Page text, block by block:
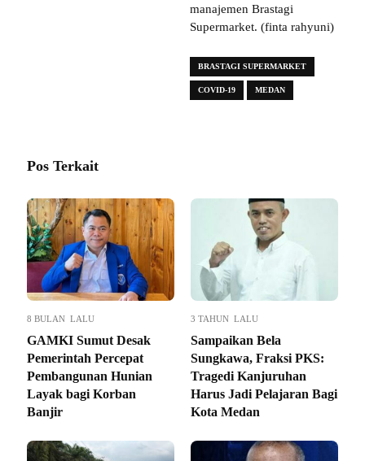
manajemen Brastagi
Supermarket. (finta rahyuni)
BRASTAGI SUPERMARKET
COVID-19 MEDAN
Pos Terkait
8 BULAN LALU
GAMKI Sumut Desak
Pemerintah Percepat
Pembangunan Hunian
Layak bagi Korban
Banjir
3 TAHUN LALU
Sampaikan Bela
Sungkawa, Fraksi PKS:
Tragedi Kanjuruhan
Harus Jadi Pelajaran Bagi
Kota Medan